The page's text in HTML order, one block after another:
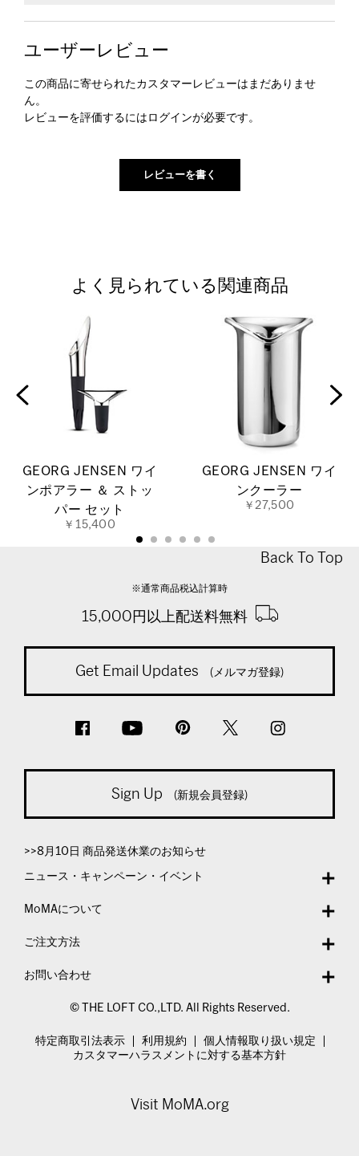
ユーザーレビュー
この商品に寄せられたカスタマーレビューはまだありませ
ん。
レビューを評価するには ログインが必要です。
よく見られている関連商品
GEORG JENSEN ワイ
ンポアラー ＆ ストッ
パー セット
￥15,400
GEORG JENSEN ワイ
ンクーラー
￥27,500
Back To Top
※通常商品税込計算時
15,000円以上配送料無料
Get Email Updates (メルマガ登録)
Sign Up (新規会員登録)
>>8月10日 商品発送休業のお知らせ
ニュース・キャンペーン・イベント
MoMAについて
ご注文方法
お問い合わせ
© THE LOFT CO.,LTD. All Rights Reserved.
特定商取引法表示 利用規約
個人情報取り扱い規定
カスタマーハラスメントに対する基本方針
Visit MoMA.org